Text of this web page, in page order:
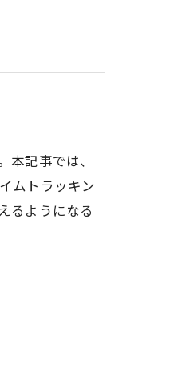
記事では、
ムトラッキン
るようになる